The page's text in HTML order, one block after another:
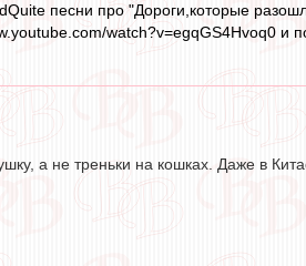
песни про "Дороги,которые
watch?v=egqGS4Hvoq0 и
а не треньки на кошках. Даже в